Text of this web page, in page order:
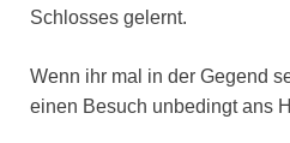
Schlosses gelernt.
Wenn ihr mal in der Gegend
einen Besuch unbedingt ans